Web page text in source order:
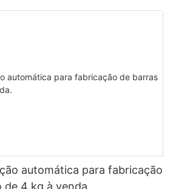
automática para fabricação
4 kg à venda.